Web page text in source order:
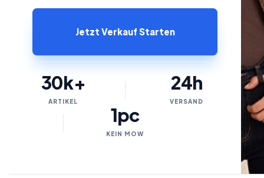
Jetzt Verkauf Starten
30k+
ARTIKEL
24h
VERSAND
1pc
KEIN MOW